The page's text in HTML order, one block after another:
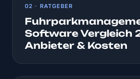
02 · RATGEBER
Software Vergleich
Anbieter & Kosten